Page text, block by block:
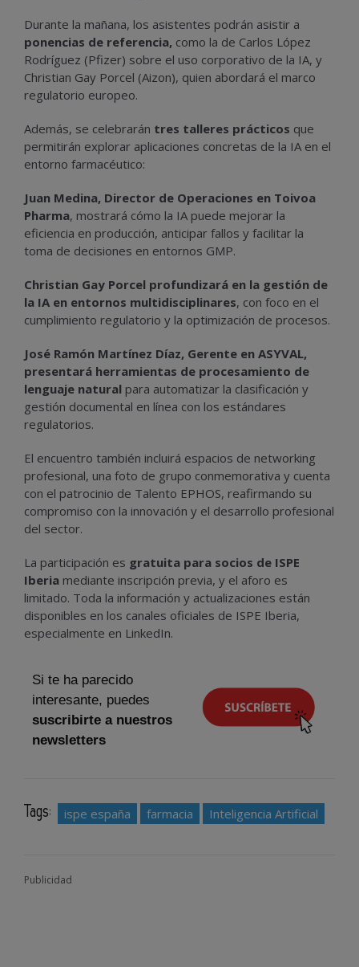
Durante la mañana, los asistentes podrán asistir a
ponencias de referencia, como la de Carlos López
Rodríguez (Pfizer) sobre el uso corporativo de la IA, y
Christian Gay Porcel (Aizon), quien abordará el marco
regulatorio europeo.
Además, se celebrarán tres talleres prácticos que
permitirán explorar aplicaciones concretas de la IA en el
entorno farmacéutico:
Juan Medina, Director de Operaciones en Toivoa
Pharma, mostrará cómo la IA puede mejorar la
eficiencia en producción, anticipar fallos y facilitar la
toma de decisiones en entornos GMP.
Christian Gay Porcel profundizará en la gestión de
la IA en entornos multidisciplinares, con foco en el
cumplimiento regulatorio y la optimización de procesos.
José Ramón Martínez Díaz, Gerente en ASYVAL,
presentará herramientas de procesamiento de
lenguaje natural para automatizar la clasificación y
gestión documental en línea con los estándares
regulatorios.
El encuentro también incluirá espacios de networking
profesional, una foto de grupo conmemorativa y cuenta
con el patrocinio de Talento EPHOS, reafirmando su
compromiso con la innovación y el desarrollo profesional
del sector.
La participación es gratuita para socios de ISPE
Iberia mediante inscripción previa, y el aforo es
limitado. Toda la información y actualizaciones están
disponibles en los canales oficiales de ISPE Iberia,
especialmente en LinkedIn.
Si te ha parecido
interesante, puedes
suscribirte a nuestros
newsletters
Tags: ispe españa farmacia Inteligencia Artificial
Publicidad